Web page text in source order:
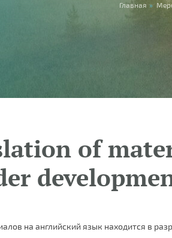
Главная »
of
на английский язык находится в